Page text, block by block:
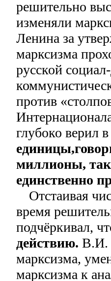
решительно
изменяли
Ленина за
марксизма
русской
против
глубоко верил
единицы,
миллионы,
единственно
Отстаивая
время
подчёркивал,
действию. В.И.
марксизма,
марксизма к